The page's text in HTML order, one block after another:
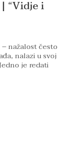
“Vidje i
nažalost često
nalazi u svoj
je redati